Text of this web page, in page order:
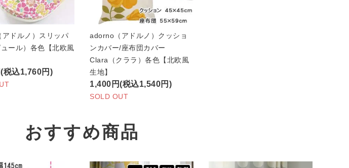
ドルノ）スリッパ
ール）各色【北欧風
税込1,760円)
adorno（アドルノ）クッショ
ンカバー/座布団カバー
Clara（クララ）各色【北欧風
生地】
1,400円(税込1,540円)
SOLD OUT
おすすめ商品